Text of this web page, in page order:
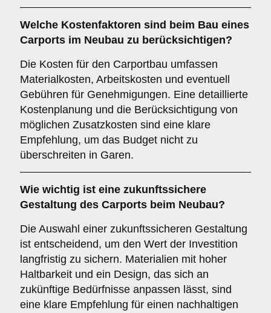
Welche Kostenfaktoren sind beim Bau eines
Carports im Neubau zu berücksichtigen?
Die Kosten für den Carportbau umfassen
Materialkosten, Arbeitskosten und eventuell
Gebühren für Genehmigungen. Eine detaillierte
Kostenplanung und die Berücksichtigung von
möglichen Zusatzkosten sind eine klare
Empfehlung, um das Budget nicht zu
überschreiten in Garen.
Wie wichtig ist eine zukunftssichere
Gestaltung des Carports beim Neubau?
Die Auswahl einer zukunftssicheren Gestaltung
ist entscheidend, um den Wert der Investition
langfristig zu sichern. Materialien mit hoher
Haltbarkeit und ein Design, das sich an
zukünftige Bedürfnisse anpassen lässt, sind
eine klare Empfehlung für einen nachhaltigen